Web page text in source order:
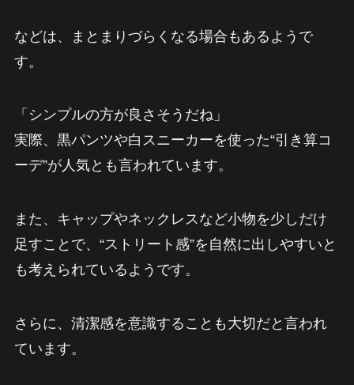
などは、まとまりづらくなる場合もあるようで
す。
「シンプルの方が良さそうだね」
実際、黒パンツや白スニーカーを使った“引き算コ
ーデ”が人気とも言われています。
また、キャップやネックレスなど小物を少しだけ
足すことで、“ストリート感”を自然に出しやすいと
も考えられているようです。
さらに、清潔感を意識することも大切だと言われ
ています。